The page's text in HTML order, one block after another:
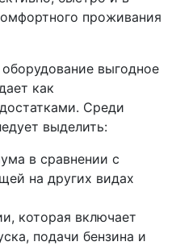
проживания
выгодное
как
Среди
выделить:
в сравнении с
на других видах
которая включает
подачи бензина и